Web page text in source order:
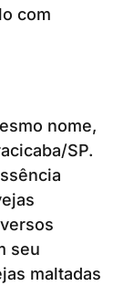
com
nome,
SP.
seu
maltadas